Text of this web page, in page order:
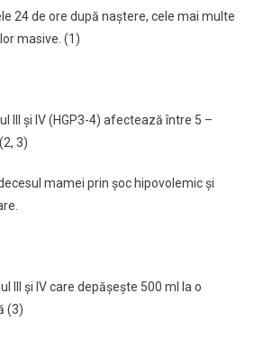
24 de ore după naştere, cele mai multe
masive. (1)
III şi IV (HGP3-4) afectează între 5 –
3)
mamei prin şoc hipovolemic şi
III şi IV care depăşeşte 500 ml la o
(3)